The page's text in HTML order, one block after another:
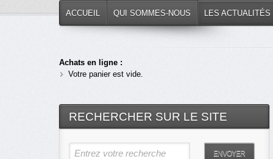
ACCUEIL QUI SOMMES-NOUS LES ACTUALITÉS
Achats en ligne :
Votre panier est vide.
RECHERCHER SUR LE SITE
Entrez votre recherche ENVOYER